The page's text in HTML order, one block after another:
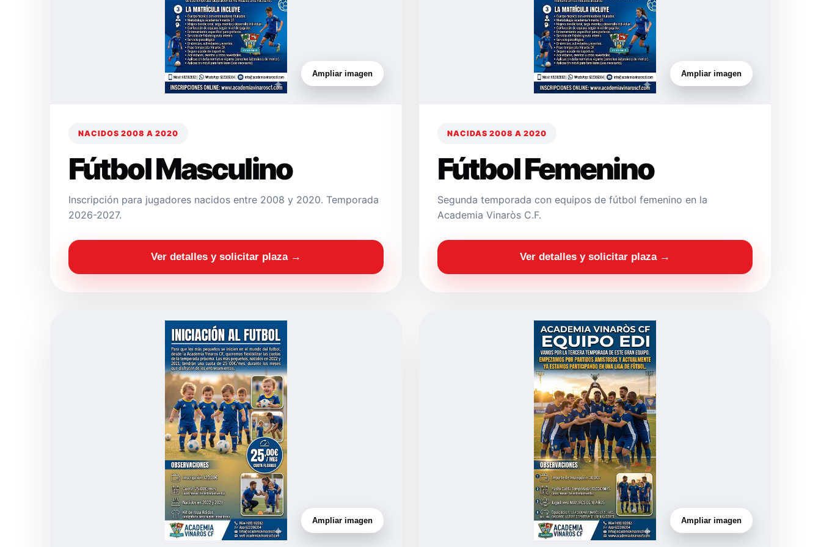
Ampliar imagen
NACIDOS 2008 A 2020
Fútbol Masculino
Inscripción para jugadores nacidos entre 2008 y 2020. Temporada
2026-2027.
Ver detalles y solicitar plaza →
Ampliar imagen
NACIDAS 2008 A 2020
Fútbol Femenino
Segunda temporada con equipos de fútbol femenino en la
Academia Vinaròs C.F.
Ver detalles y solicitar plaza →
Ampliar imagen Ampliar imagen